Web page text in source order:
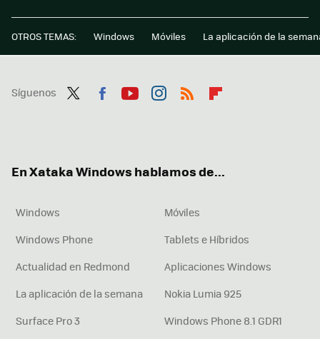
OTROS TEMAS: Windows Móviles La aplicación de la
Síguenos
En Xataka Windows hablamos de...
Windows
Móviles
Windows Phone
Tablets e Híbridos
Actualidad en Redmond
Aplicaciones Windows
La aplicación de la semana
Nokia Lumia 925
Surface Pro 3
Windows Phone 8.1 GDR1